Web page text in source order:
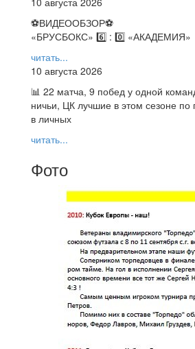
⚽️ВИДЕООБЗОР⚽️
«БРУСБОКС» 6️⃣ : 0️⃣ «АКАДЕМИЯ»
читать...
10 августа 2026
📊 22 матча, 9 побед у одной
ничьи, ЦК лучшие в этом сезоне
в личных
читать...
Фото